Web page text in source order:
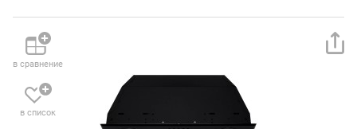
в сравнение
в список